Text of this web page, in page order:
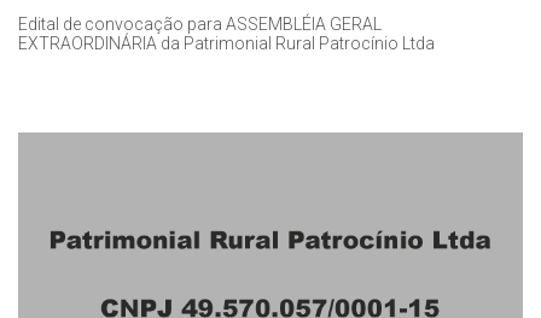
Edital de convocação para ASSEMBLÉIA GERAL
EXTRAORDINÁRIA da Patrimonial Rural Patrocínio Ltda